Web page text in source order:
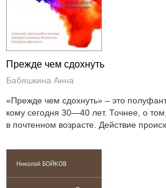
Прежде чем сдохнуть
Бабяшкина Анна
«Прежде чем сдохнуть» – это
кому сегодня 30—40 лет. Точнее, о
в почтенном возрасте. Действие